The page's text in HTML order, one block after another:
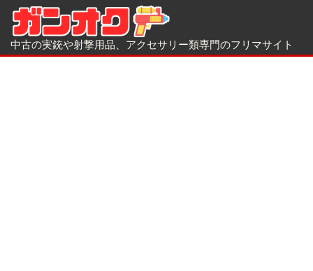
中古の実銃や射撃用品、アクセサリー類専門のフリマサイト